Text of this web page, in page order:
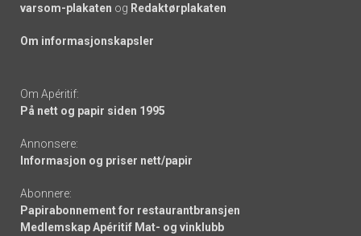
varsom-plakaten og Redaktørplakaten
Om informasjonskapsler
Om Apéritif:
På nett og papir siden 1995
Annonsere:
Informasjon og priser nett/papir
Abonnere:
Papirabonnement for restaurantbransjen
Medlemskap Apéritif Mat- og vinklubb